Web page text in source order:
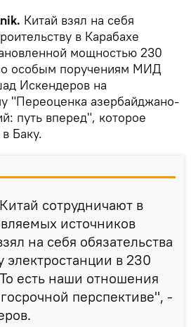
Китай взял на себя
в Карабахе
мощностью 230
особым поручениям МИД
Искендеров на
"Переоценка азербайджано-
путь вперед", которое
Баку.
сотрудничают в
источников
на себя обязательства
электростанции в 230
есть наши отношения
перспективе", -